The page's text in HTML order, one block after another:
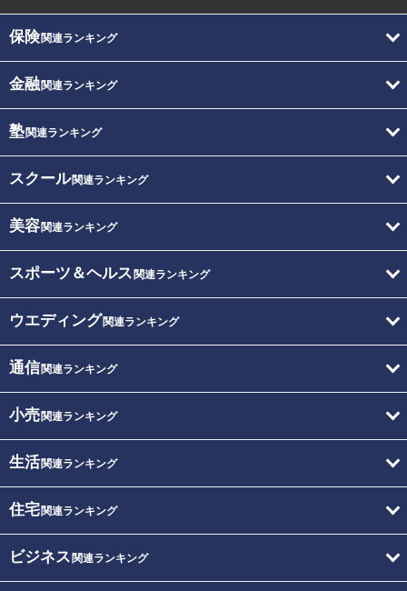
保険関連ランキング
金融関連ランキング
塾関連ランキング
スクール関連ランキング
美容関連ランキング
スポーツ＆ヘルス 関連ランキング
ウエディング関連ランキング
通信関連ランキング
小売関連ランキング
生活関連ランキング
住宅関連ランキング
ビジネス 関連ランキング